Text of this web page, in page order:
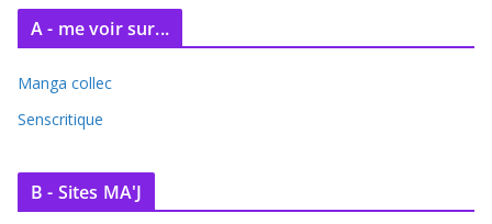
A - me voir sur...
Manga collec
Senscritique
B - Sites MA'J